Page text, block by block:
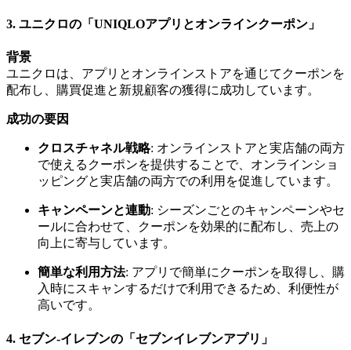
3. ユニクロの「UNIQLOアプリとオンラインクーポン」
背景
ユニクロは、アプリとオンラインストアを通じてクーポンを
配布し、購買促進と新規顧客の獲得に成功しています。
成功の要因
クロスチャネル戦略: オンラインストアと実店舗の両方
で使えるクーポンを提供することで、オンラインショ
ッピングと実店舗の両方での利用を促進しています。
キャンペーンと連動: シーズンごとのキャンペーンやセ
ールに合わせて、クーポンを効果的に配布し、売上の
向上に寄与しています。
簡単な利用方法: アプリで簡単にクーポンを取得し、購
入時にスキャンするだけで利用できるため、利便性が
高いです。
4. セブン-イレブンの「セブンイレブンアプリ」